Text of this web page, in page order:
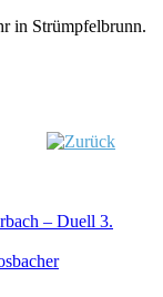
in Strümpfelbrunn.
– Duell 3.